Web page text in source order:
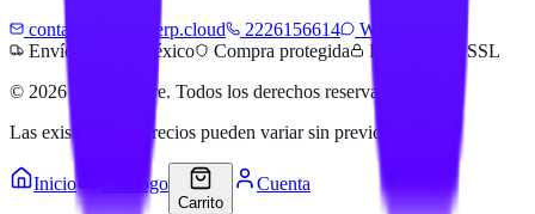
contacto@hailanerp.cloud
2226156614
WhatsApp
Envíos a todo México
Compra protegida
Pago seguro SSL
© 2026 Hailan Store. Todos los derechos reservados.
Las existencias y precios pueden variar sin previo aviso.
Inicio Catálogo
Carrito
Cuenta